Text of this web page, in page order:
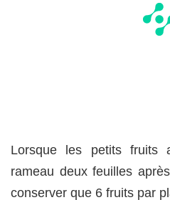
Lorsque les petits fruits
rameau deux feuilles
conserver que 6 fruits par